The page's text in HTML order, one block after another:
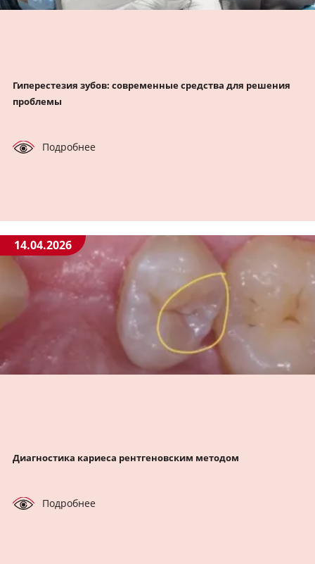
Гиперестезия зубов: современные средства для решения
проблемы
Подробнее
14.04.2026
Диагностика кариеса рентгеновским методом
Подробнее